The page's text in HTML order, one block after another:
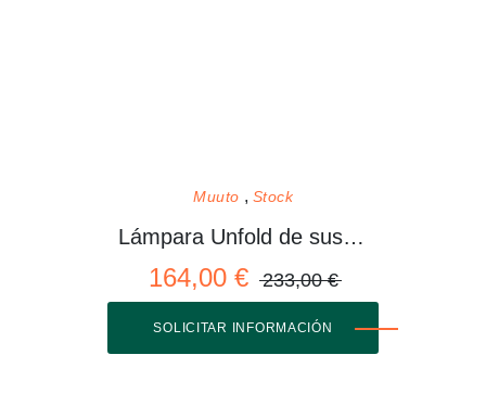
Muuto Stock
Lámpara Unfold de suspensión
164,00 € 233,00 €
SOLICITAR INFORMACIÓN